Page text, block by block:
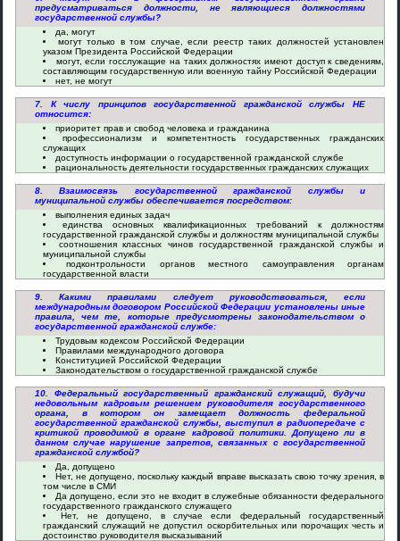
предусматриваться должности, не являющиеся должностями
государственной службы?
да, могут
могут только в том случае, если реестр таких должностей установлен
указом Президента Российской Федерации
могут, если госслужащие на таких должностях имеют доступ к сведениям,
составляющим государственную или военную тайну Российской Федерации
нет, не могут
7. К числу принципов государственной гражданской службы НЕ
относится:
приоритет прав и свобод человека и гражданина
профессионализм и компетентность государственных гражданских
служащих
доступность информации о государственной гражданской службе
рациональность деятельности государственных гражданских служащих
8. Взаимосвязь государственной гражданской службы и
муниципальной службы обеспечивается посредством:
выполнения единых задач
единства основных квалификационных требований к должностям
государственной гражданской службы и должностям муниципальной службы
соотношения классных чинов государственной гражданской службы и
муниципальной службы
подконтрольности органов местного самоуправления органам
государственной власти
9. Какими правилами следует руководствоваться, если
международным договором Российской Федерации установлены иные
правила, чем те, которые предусмотрены законодательством о
государственной гражданской службе:
Трудовым кодексом Российской Федерации
Правилами международного договора
Конституцией Российской Федерации
Законодательством о государственной гражданской службе
10. Федеральный государственный гражданский служащий, будучи
недовольным кадровым решением руководителя государственного
органа, в котором он замещает должность федеральной
государственной гражданской службы, выступил в радиопередаче с
критикой проводимой в органе кадровой политики. Допущено ли в
данном случае нарушение запретов, связанных с государственной
гражданской службой?
Да, допущено
Нет, не допущено, поскольку каждый вправе высказать свою точку зрения, в
том числе в СМИ
Да допущено, если это не входит в служебные обязанности федерального
государственного гражданского служащего
Нет, не допущено, в случае если федеральный государственный
гражданский служащий не допустил оскорбительных или порочащих честь и
достоинство руководителя высказываний